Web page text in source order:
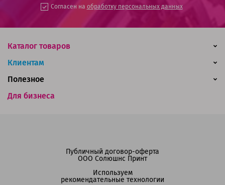
Согласен на обработку персональных данных
Каталог товаров
Клиентам
Для бизнеса
Полезное
Публичный договор-оферта
ООО Солюшнс Принт
Используем
рекомендательные технологии